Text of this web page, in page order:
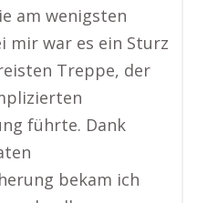
am wenigsten
mir war es ein Sturz
Treppe, der
führte. Dank
bekam ich